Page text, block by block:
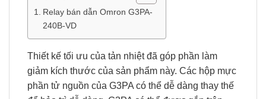
Relay bán dẫn Omron G3PA-
240B-VD
Thiết kế tối ưu của tản nhiệt đã góp phần làm
giảm kích thước của sản phẩm này. Các hộp mực
phần tử nguồn của G3PA có thể dễ dàng thay thế